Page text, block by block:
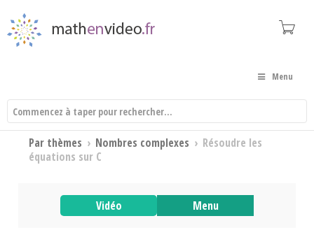
Menu
Par thèmes › Nombres complexes › Résoudre les
équations sur C
Vidéo Menu